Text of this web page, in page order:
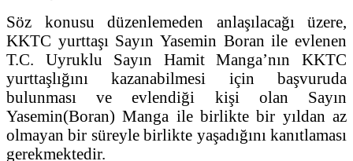
Söz konusu düzenlemeden anlaşılacağı üzere,
KKTC yurttaşı Sayın Yasemin Boran ile evlenen
T.C. Uyruklu Sayın Hamit Manga’nın KKTC
yurttaşlığını kazanabilmesi için başvuruda
bulunması ve evlendiği kişi olan Sayın
Yasemin(Boran) Manga ile birlikte bir yıldan az
olmayan bir süreyle birlikte yaşadığını kanıtlaması
gerekmektedir.